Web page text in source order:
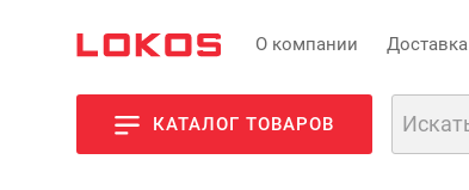
О компании
КАТАЛОГ ТОВАРОВ